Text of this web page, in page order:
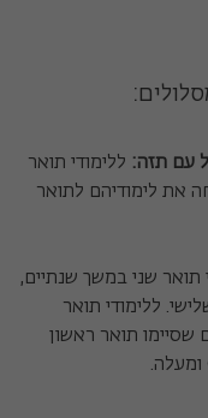
עם תזה: ללימודי תואר
את לימודיהם לתואר
תואר שני במשך שנתיים,
ללימודי תואר
שסיימו תואר ראשון